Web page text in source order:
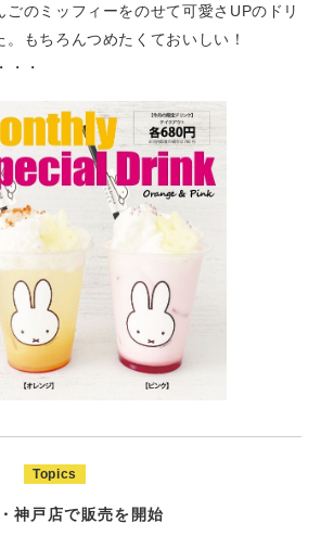
ごのミッフィーをのせて可愛さUPのドリ
。もちろんつめたくておいしい！
・・
Topics
神戸店で販売を開始